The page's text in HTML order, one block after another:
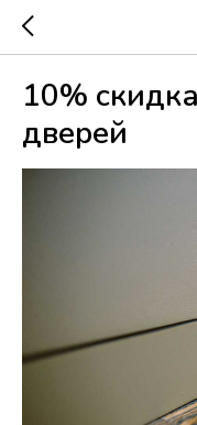
10%
дверей